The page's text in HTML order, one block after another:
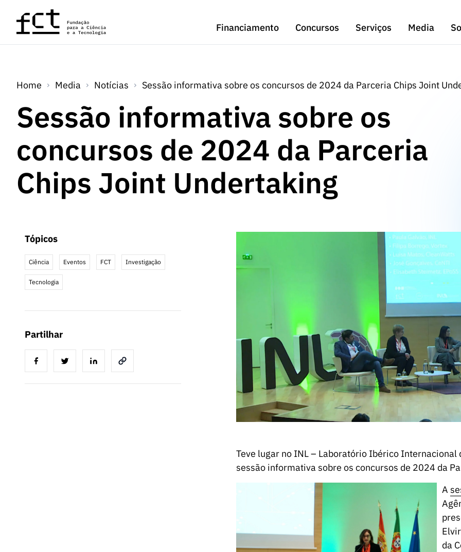
Saltar para o conteúdo principal
Financiamento
Concursos Serviços Media
Home Media Notícias Sessão informativa sobre os concursos de 2024 da Parceria Chips Joint
Sessão informativa sobre os
concursos de 2024 da Parceria
Chips Joint Undertaking
Tópicos
Ciência Eventos FCT Investigação
Tecnologia
Partilhar
Teve lugar no INL – Laboratório Ibérico
sessão informativa sobre os concursos de 2024 da
A
da